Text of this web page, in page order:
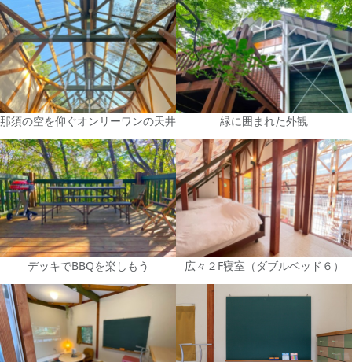
那須の空を仰ぐオンリーワンの天井 緑に囲まれた外観
デッキでBBQを楽しもう 広々２F寝室（ダブルベッド６）